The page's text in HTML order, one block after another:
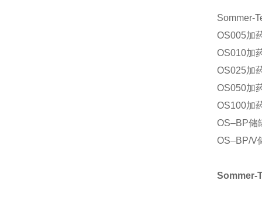
Sommer-
OS005加
OS010加
OS025加
OS050加
OS100加
OS–BP储
OS–BP/V
Sommer-